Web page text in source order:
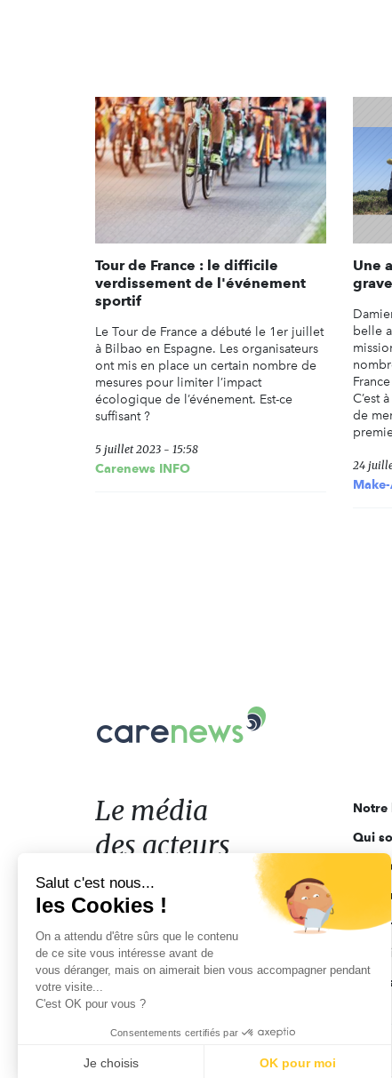
Tour de France : le difficile
verdissement de l'événement
sportif
Le Tour de France a débuté le 1er juillet
à Bilbao en Espagne. Les organisateurs
ont mis en place un certain nombre de
mesures pour limiter l’impact
écologique de l’événement. Est-ce
suffisant ?
5 juillet 2023 - 15:58
Carenews INFO
Une
belle
C’est
de
24
Le
acteurs
de
l'engagement
Le média
des acteurs
de l'engagement
Notre
Qui
Salut c'est nous...
les Cookies !
On a attendu d'être sûrs que le contenu
de ce site vous intéresse avant de
vous déranger, mais on aimerait bien vous accompagner pendant
votre visite...
C'est OK pour vous ?
Consentements certifiés par
Je choisis OK pour moi